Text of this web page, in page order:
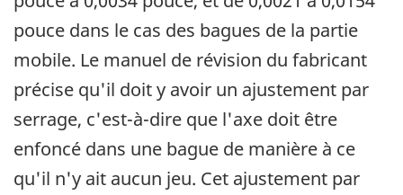
pouce dans le cas des bagues de la partie
mobile. Le manuel de révision du fabricant
précise qu'il doit y avoir un ajustement par
serrage, c'est-à-dire que l'axe doit être
enfoncé dans une bague de manière à ce
qu'il n'y ait aucun jeu. Cet ajustement par